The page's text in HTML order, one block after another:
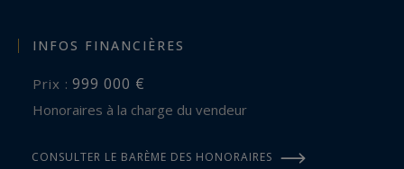
INFOS FINANCIÈRES
Prix : 999 000 €
Honoraires à la charge du vendeur
CONSULTER LE BARÈME DES HONORAIRES